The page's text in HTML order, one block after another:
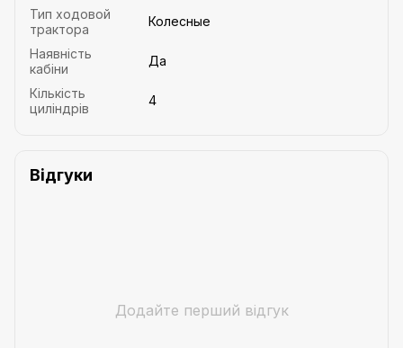
Тип ходовой
трактора
Колесные
Наявність
кабіни
Да
Кількість
циліндрів
4
Відгуки
Додайте перший відгук